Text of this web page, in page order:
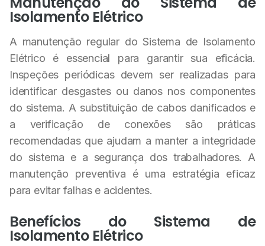
Isolamento Elétrico
A manutenção regular do Sistema de Isolamento
Elétrico é essencial para garantir sua eficácia.
Inspeções periódicas devem ser realizadas para
identificar desgastes ou danos nos componentes
do sistema. A substituição de cabos danificados e
a verificação de conexões são práticas
recomendadas que ajudam a manter a integridade
do sistema e a segurança dos trabalhadores. A
manutenção preventiva é uma estratégia eficaz
para evitar falhas e acidentes.
Benefícios do Sistema de
Isolamento Elétrico